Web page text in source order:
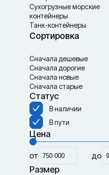
Cухогрузные морские
контейнеры
Танк-контейнеры
Термоконтейнеры
Сортировка
Сначала дешевые
Сначала дорогие
Сначала новые
Сначала старые
Статус
В наличии
В пути
Цена
от до
Размер